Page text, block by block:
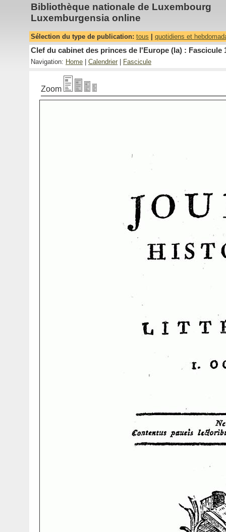
Bibliothèque nationale de Luxembourg
Luxemburgensia online
Sélection du type de publication: tous quotidiens et
Clef du cabinet des princes de l'Europe (la) : Fascicule
Navigation: Home Calendrier Fascicule
Zoom